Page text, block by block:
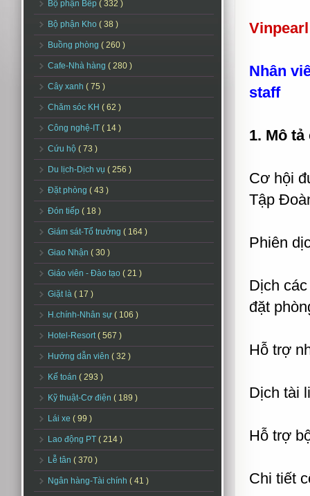
Bộ phận Bếp ( 332 )
Bộ phận Kho ( 38 )
Buồng phòng ( 260 )
Cafe-Nhà hàng ( 280 )
Cây xanh ( 75 )
Chăm sóc KH ( 62 )
Công nghệ-IT ( 14 )
Cứu hộ ( 73 )
Du lịch-Dịch vụ ( 256 )
Đặt phòng ( 43 )
Đón tiếp ( 18 )
Giám sát-Tổ trưởng ( 164 )
Giao Nhận ( 30 )
Giáo viên - Đào tạo ( 21 )
Giặt là ( 17 )
H.chính-Nhân sự ( 106 )
Hotel-Resort( 567 )
Hướng dẫn viên ( 32 )
Kế toán ( 293 )
Kỹ thuật-Cơ điện ( 189 )
Lái xe ( 99 )
Lao động PT ( 214 )
Lễ tân ( 370 )
Ngân hàng-Tài chính ( 41 )
Nhân
staff
1. Mô
Cơ hội
Tập
Phiên
Dịch
đặt
Hỗ trợ
Dịch tài
Hỗ trợ
Chi tiết